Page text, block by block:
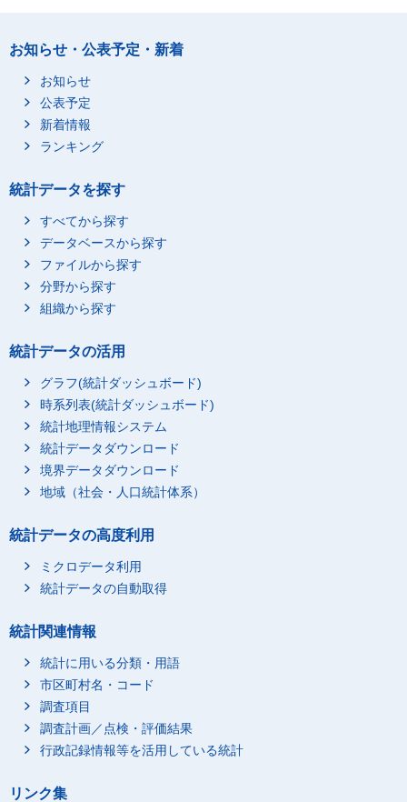
お知らせ・公表予定・新着
お知らせ
公表予定
新着情報
ランキング
統計データを探す
すべてから探す
データベースから探す
ファイルから探す
分野から探す
組織から探す
統計データの活用
グラフ(統計ダッシュボード)
時系列表(統計ダッシュボード)
統計地理情報システム
統計データダウンロード
境界データダウンロード
地域（社会・人口統計体系）
統計データの高度利用
ミクロデータ利用
統計データの自動取得
統計関連情報
統計に用いる分類・用語
市区町村名・コード
調査項目
調査計画／点検・評価結果
行政記録情報等を活用している統計
リンク集